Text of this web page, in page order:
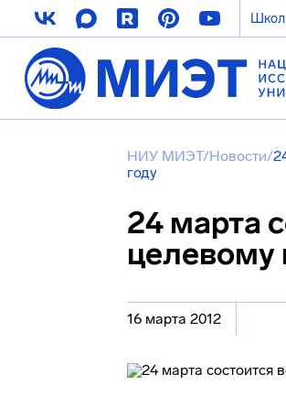
НИУ МИЭТ/Новости/
году
24 марта
целевому
16 марта 2012